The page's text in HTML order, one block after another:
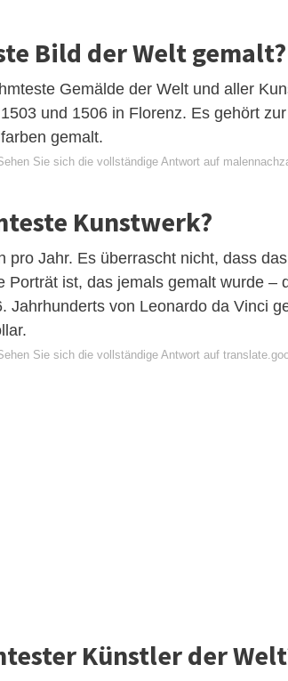
Bild der Welt gemalt?
Gemälde der Welt und aller
und 1506 in Florenz. Es gehört
gemalt.
Sie sich die vollständige Antwort auf
Kunstwerk?
pro Jahr. Es überrascht nicht, dass
Porträt ist, das jemals gemalt wurde –
Jahrhunderts von Leonardo da Vinci
Sie sich die vollständige Antwort auf
Künstler der